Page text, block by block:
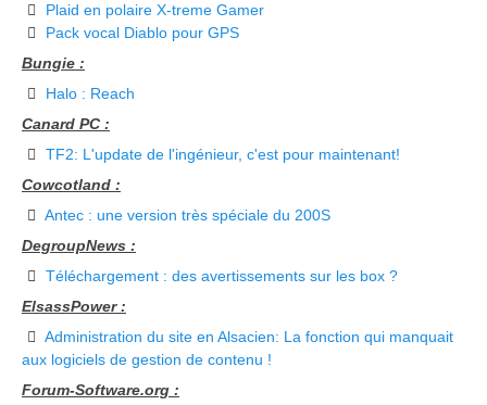
Plaid en polaire X-treme Gamer
Pack vocal Diablo pour GPS
Bungie :
Halo : Reach
Canard PC :
TF2: L'update de l'ingénieur, c'est pour maintenant!
Cowcotland :
Antec : une version très spéciale du 200S
DegroupNews :
Téléchargement : des avertissements sur les box ?
ElsassPower :
Administration du site en Alsacien: La fonction qui manquait
aux logiciels de gestion de contenu !
Forum-Software.org :